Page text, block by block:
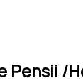
Pensii /